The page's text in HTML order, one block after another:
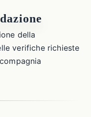
della
verifiche richieste